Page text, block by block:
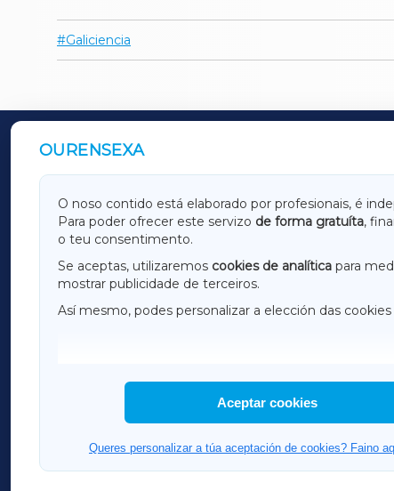
Galiciencia
OURENSEXA
O noso contido está elaborado por profesionais, é
Para poder ofrecer este servizo de forma gratuíta,
o teu consentimento.
Se aceptas, utilizaremos cookies de analítica para
mostrar publicidade de terceiros.
Así mesmo, podes personalizar a elección das
Aceptar cookies
Queres personalizar a túa aceptación de cookies? Faino
OUTROS PERIÓDICOS
GALICIAXA
AMARIÑAXA
OURENSEXA